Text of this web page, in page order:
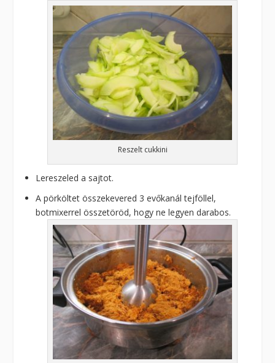
Reszelt cukkini
Lereszeled a sajtot.
A pörköltet összekevered 3 evőkanál tejföllel,
botmixerrel összetöröd, hogy ne legyen darabos.